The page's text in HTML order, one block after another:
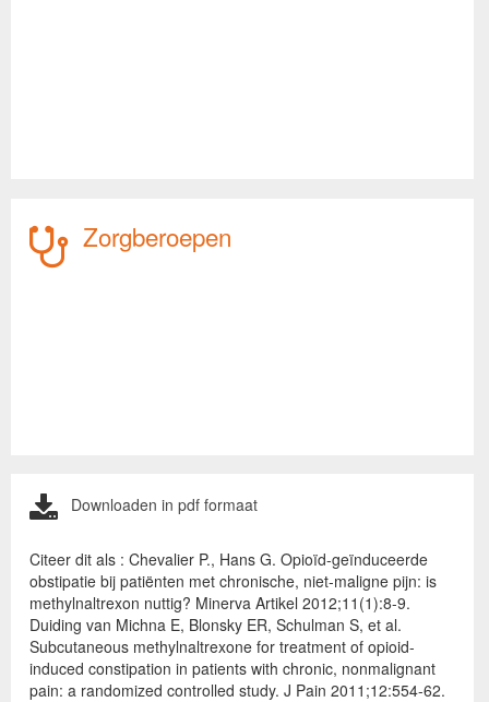
Zorgberoepen
Downloaden in pdf formaat
Citeer dit als : Chevalier P., Hans G. Opioïd-geïnduceerde
obstipatie bij patiënten met chronische, niet-maligne pijn: is
methylnaltrexon nuttig? Minerva Artikel 2012;11(1):8-9.
Duiding van Michna E, Blonsky ER, Schulman S, et al.
Subcutaneous methylnaltrexone for treatment of opioid-
induced constipation in patients with chronic, nonmalignant
pain: a randomized controlled study. J Pain 2011;12:554-62.